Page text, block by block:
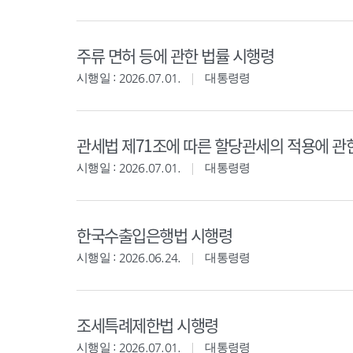
주류 면허 등에 관한 법률 시행령
시행일 : 2026.07.01. 대통령령
관세법 제71조에 따른 할당관세의 적용에 관
시행일 : 2026.07.01. 대통령령
한국수출입은행법 시행령
시행일 : 2026.06.24. 대통령령
조세특례제한법 시행령
시행일 : 2026.07.01. 대통령령